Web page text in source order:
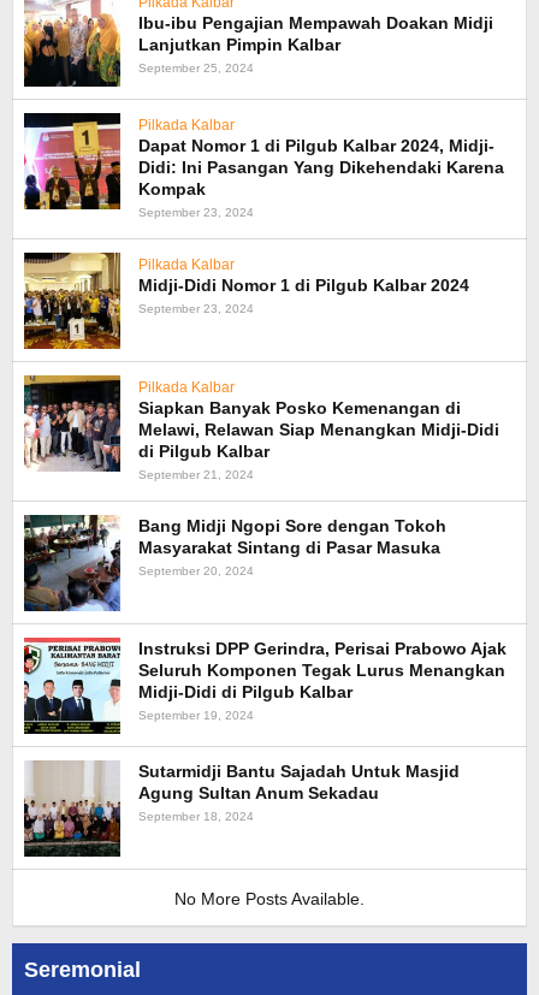
Seremonial
Ibu-ibu Pengajian Mempawah Doakan Midji
Lanjutkan Pimpin Kalbar
September 25, 2024
Pilkada Kalbar
Dapat Nomor 1 di Pilgub Kalbar 2024, Midji-
Didi: Ini Pasangan Yang Dikehendaki Karena
Kompak
September 23, 2024
Pilkada Kalbar
Midji-Didi Nomor 1 di Pilgub Kalbar 2024
September 23, 2024
Pilkada Kalbar
Siapkan Banyak Posko Kemenangan di
Melawi, Relawan Siap Menangkan Midji-Didi
di Pilgub Kalbar
September 21, 2024
Bang Midji Ngopi Sore dengan Tokoh
Masyarakat Sintang di Pasar Masuka
September 20, 2024
Instruksi DPP Gerindra, Perisai Prabowo Ajak
Seluruh Komponen Tegak Lurus Menangkan
Midji-Didi di Pilgub Kalbar
September 19, 2024
Sutarmidji Bantu Sajadah Untuk Masjid
Agung Sultan Anum Sekadau
September 18, 2024
No More Posts Available.